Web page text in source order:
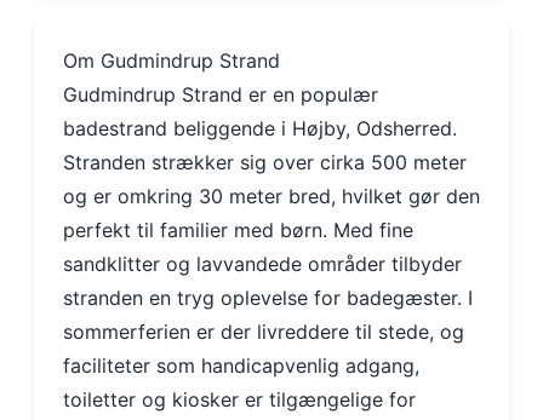
Om Gudmindrup Strand
Gudmindrup Strand er en populær
badestrand beliggende i Højby, Odsherred.
Stranden strækker sig over cirka 500 meter
og er omkring 30 meter bred, hvilket gør den
perfekt til familier med børn. Med fine
sandklitter og lavvandede områder tilbyder
stranden en tryg oplevelse for badegæster. I
sommerferien er der livreddere til stede, og
faciliteter som handicapvenlig adgang,
toiletter og kiosker er tilgængelige for